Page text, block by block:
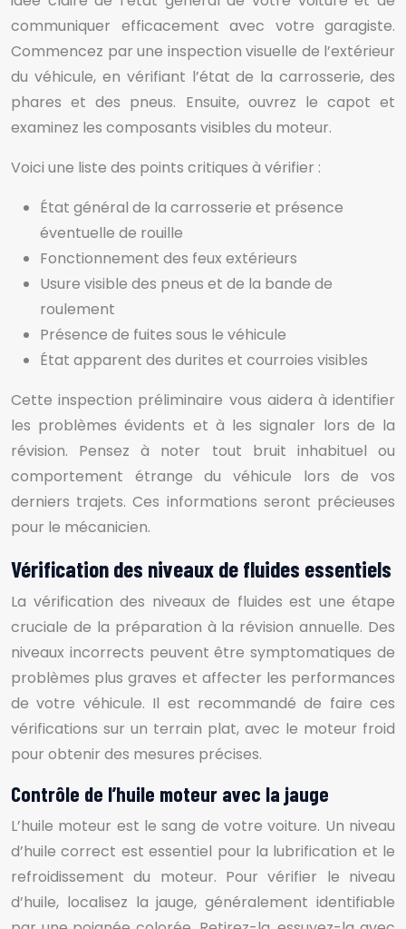
communiquer efficacement avec votre garagiste.
Commencez par une inspection visuelle de l’extérieur
du véhicule, en vérifiant l’état de la carrosserie, des
phares et des pneus. Ensuite, ouvrez le capot et
examinez les composants visibles du moteur.
Voici une liste des points critiques à vérifier :
État général de la carrosserie et présence
éventuelle de rouille
Fonctionnement des feux extérieurs
Usure visible des pneus et de la bande de
roulement
Présence de fuites sous le véhicule
État apparent des durites et courroies visibles
Cette inspection préliminaire vous aidera à identifier
les problèmes évidents et à les signaler lors de la
révision. Pensez à noter tout bruit inhabituel ou
comportement étrange du véhicule lors de vos
derniers trajets. Ces informations seront précieuses
pour le mécanicien.
Vérification des niveaux de fluides essentiels
La vérification des niveaux de fluides est une étape
cruciale de la préparation à la révision annuelle. Des
niveaux incorrects peuvent être symptomatiques de
problèmes plus graves et affecter les performances
de votre véhicule. Il est recommandé de faire ces
vérifications sur un terrain plat, avec le moteur froid
pour obtenir des mesures précises.
Contrôle de l’huile moteur avec la jauge
L’huile moteur est le sang de votre voiture. Un niveau
d’huile correct est essentiel pour la lubrification et le
refroidissement du moteur. Pour vérifier le niveau
d’huile, localisez la jauge, généralement identifiable